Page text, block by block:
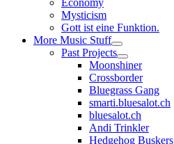
Economy
Mysticism
Gott ist eine Funktion.
More Music Stuff
open
child
menu
Past Projects
open
child
menu
Moonshiner
Crossborder
Bluegrass Gang
smarti.bluesalot.ch
bluesalot.ch
Andi Trinkler
Hedgehog Buskers